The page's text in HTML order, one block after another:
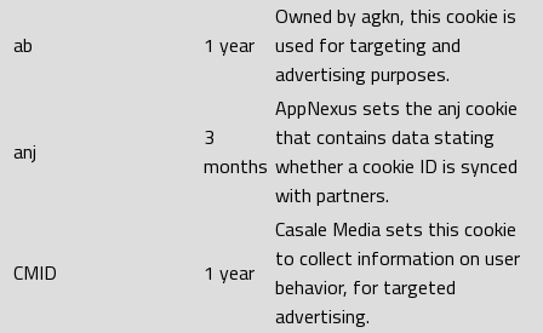
ab 1 year
Owned by agkn, this cookie is
used for targeting and
advertising purposes.
anj
3
months
AppNexus sets the anj cookie
that contains data stating
whether a cookie ID is synced
with partners.
CMID 1 year
Casale Media sets this cookie
to collect information on user
behavior, for targeted
advertising.